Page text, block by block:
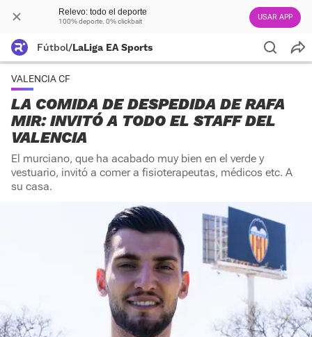
Relevo: todo el deporte
100% deporte. 0% clickbait USAR APP
Fútbol/LaLiga EA Sports
VALENCIA CF
LA COMIDA DE DESPEDIDA DE RAFA
MIR: INVITÓ A TODO EL STAFF DEL
VALENCIA
El murciano, que ha acabado muy bien en el verde y
vestuario, invitó a comer a fisioterapeutas, médicos etc. A
su casa.